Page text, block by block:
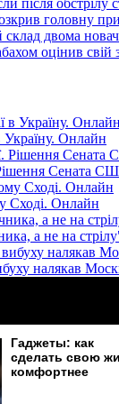
після обстрілу
головну
склад двома
оцінив свій
Україну. Онлайн
Сената
Сході. Онлайн
а не на
налякав